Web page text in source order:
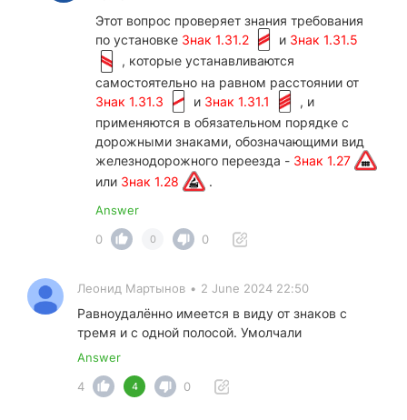
Этот вопрос проверяет знания требования
по установке Знак 1.31.2 и Знак 1.31.5
, которые устанавливаются
самостоятельно на равном расстоянии от
Знак 1.31.3
и Знак 1.31.1
, и
применяются в обязательном порядке с
дорожными знаками, обозначающими вид
железнодорожного переезда - Знак 1.27
или Знак 1.28 .
Answer
0
0 0
Леонид Мартынов • 2 June 2024 22:50
Равноудалённо имеется в виду от знаков с
тремя и с одной полосой. Умолчали
Answer
4
4 0